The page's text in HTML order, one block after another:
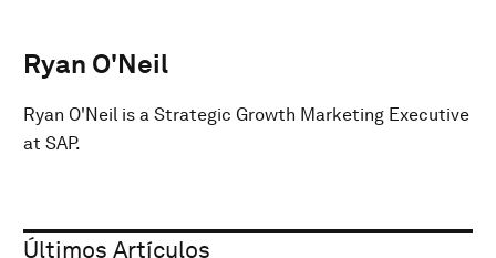
Ryan O'Neil
Ryan O'Neil is a Strategic Growth Marketing Executive
at SAP.
Últimos Artículos